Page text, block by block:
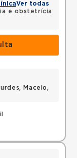
Ver todas
e obstetrícia
Maceio,